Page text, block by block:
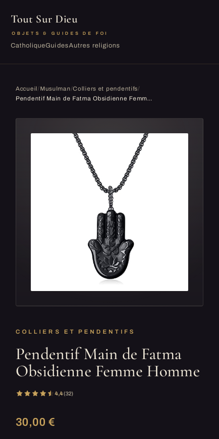
Tout Sur Dieu
OBJETS & GUIDES DE FOI
CatholiqueGuidesAutres religions
Accueil/ Musulman/Colliers et pendentifs/
Pendentif Main de Fatma Obsidienne Femme Homme
COLLIERS ET PENDENTIFS
Pendentif Main de Fatma
Obsidienne Femme Homme
4,4(32)
30,00 €